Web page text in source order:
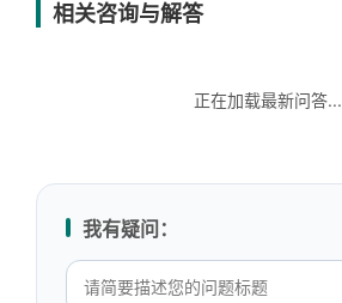
相关咨询与解答
正在加载最新问答...
我有疑问：